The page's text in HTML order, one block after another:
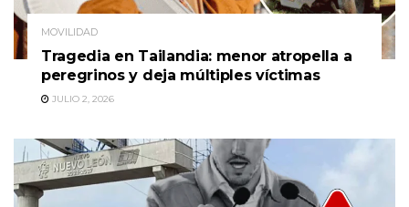
MOVILIDAD
Tragedia en Tailandia: menor atropella a
peregrinos y deja múltiples víctimas
JULIO 2, 2026